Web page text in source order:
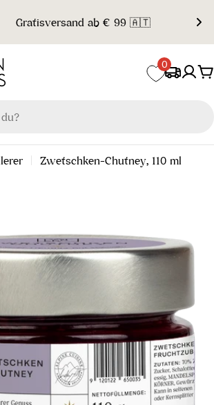
ab € 99 🇦🇹
0
Zwetschken-Chutney, 110 ml